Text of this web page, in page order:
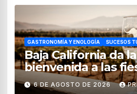
GASTRONOMÍA Y ENOLOGÍA SUCESOS
Baja California da la
bienvenida a las
vendimia 2026
6 DE AGOSTO DE 2026